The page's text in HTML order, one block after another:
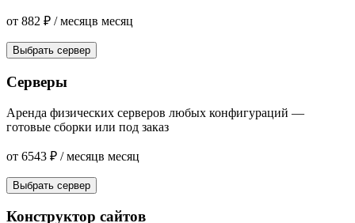
от 882 ₽ / месяцв месяц
Выбрать сервер
Серверы
Аренда физических серверов любых конфигураций —
готовые сборки или под заказ
от 6543 ₽ / месяцв месяц
Выбрать сервер
Конструктор сайтов